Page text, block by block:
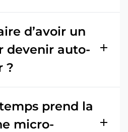
d’avoir un
devenir auto-
?
add
prend la
micro-
add